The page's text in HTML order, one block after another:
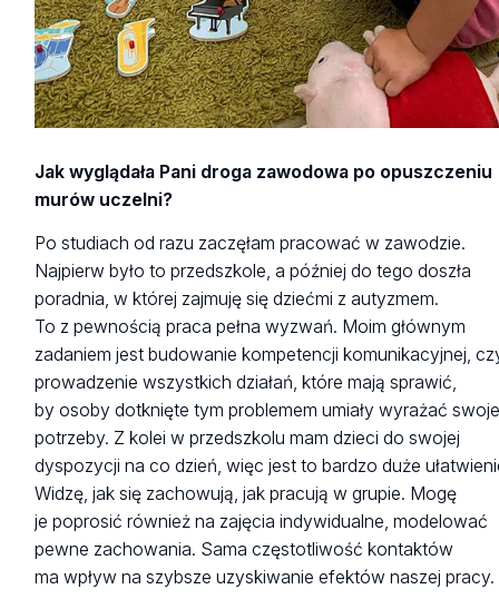
Jak wyglądała Pani droga zawodowa po opuszczeniu
murów uczelni?
Po studiach od razu zaczęłam pracować w zawodzie.
Najpierw było to przedszkole, a później do tego doszła
poradnia, w której zajmuję się dziećmi z autyzmem.
To z pewnością praca pełna wyzwań. Moim głównym
zadaniem jest budowanie kompetencji komunikacyjnej,
prowadzenie wszystkich działań, które mają sprawić,
by osoby dotknięte tym problemem umiały wyrażać
potrzeby. Z kolei w przedszkolu mam dzieci do swojej
dyspozycji na co dzień, więc jest to bardzo duże
Widzę, jak się zachowują, jak pracują w grupie. Mogę
je poprosić również na zajęcia indywidualne, modelować
pewne zachowania. Sama częstotliwość kontaktów
ma wpływ na szybsze uzyskiwanie efektów naszej pracy.